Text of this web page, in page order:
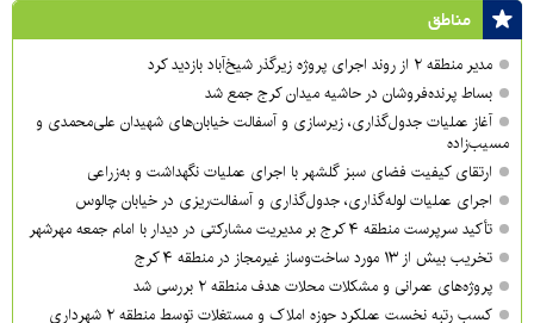
مناطق
مدیر منطقه ۲ از روند اجرای پروژه زیرگذر شیخ‌آباد بازدید کرد
بساط پرنده‌فروشان در حاشیه میدان کرج جمع شد
آغاز عملیات جدول‌گذاری، زیرسازی و آسفالت خیابان‌های شهیدان علی‌محمدی و
مسیب‌زاده
ارتقای کیفیت فضای سبز گلشهر با اجرای عملیات نگهداشت و به‌زراعی
اجرای عملیات لوله‌گذاری، جدول‌گذاری و آسفالت‌ریزی در خیابان چالوس
تأکید سرپرست منطقه ۴ کرج بر مدیریت مشارکتی در دیدار با امام جمعه مهرشهر
تخریب بیش از ۱۳ مورد ساخت‌وساز غیرمجاز در منطقه ۴ کرج
پروژه‌های عمرانی و مشکلات محلات هدف منطقه ۲ بررسی شد
کسب رتبه نخست عملکرد حوزه املاک و مستغلات توسط منطقه ۲ شهرداری